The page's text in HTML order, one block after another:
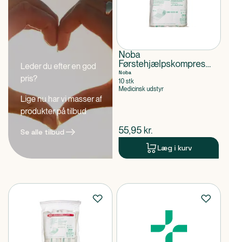
Leder du efter en god
pris?
Lige nu har vi masser af
produkter på tilbud
Se alle tilbud
Noba
Førstehjælpskompres
Steril 8 cm x 4 m
Noba
10 stk
Medicinsk udstyr
$nuværende pris
55,95 kr.
Læg i kurv